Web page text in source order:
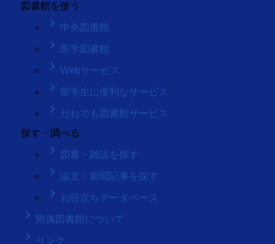
図書館を使う
keyboard_arrow_right 中央図書館
keyboard_arrow_right 医学図書館
keyboard_arrow_right Webサービス
keyboard_arrow_right 留学生に便利なサービス
keyboard_arrow_right だれでも図書館サービス
探す・調べる
keyboard_arrow_right 図書・雑誌を探す
keyboard_arrow_right 論文・新聞記事を探す
keyboard_arrow_right お役立ちデータベース
keyboard_arrow_right 附属図書館について
keyboard_arrow_right リンク